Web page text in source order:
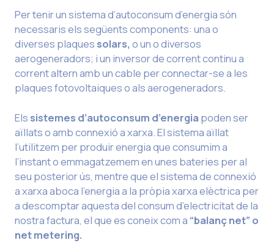
Per tenir un sistema d’autoconsum d’energia són
necessaris els següents components: una o
diverses plaques solars, o un o diversos
aerogeneradors; i un inversor de corrent continu a
corrent altern amb un cable per connectar-se a les
plaques fotovoltaiques o als aerogeneradors.
Els sistemes d’autoconsum d’energia poden ser
aïllats o amb connexió a xarxa. El sistema aïllat
l’utilitzem per produir energia que consumim a
l’instant o emmagatzemem en unes bateries per al
seu posterior ús, mentre que el sistema de connexió
a xarxa aboca l’energia a la pròpia xarxa elèctrica per
a descomptar aquesta del consum d’electricitat de la
nostra factura, el que es coneix com a “balanç net” o
net metering.